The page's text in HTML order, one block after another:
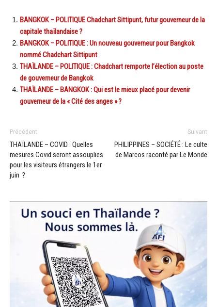
BANGKOK – POLITIQUE Chadchart Sittipunt, futur gouverneur de la
capitale thaïlandaise ?
BANGKOK – POLITIQUE : Un nouveau gouverneur pour Bangkok
nommé Chadchart Sittipunt
THAÏLANDE – POLITIQUE : Chadchart remporte l’élection au poste
de gouverneur de Bangkok
THAÏLANDE – BANGKOK : Qui est le mieux placé pour devenir
gouverneur de la « Cité des anges » ?
Précédent
THAÏLANDE – COVID : Quelles
mesures Covid seront assouplies
pour les visiteurs étrangers le 1er
juin ?
Suivant
PHILIPPINES – SOCIÉTÉ : Le culte
de Marcos raconté par Le Monde